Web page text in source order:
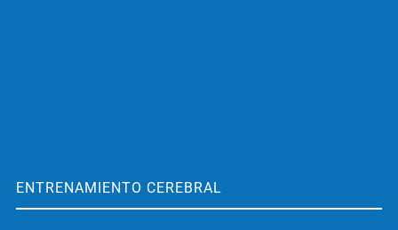
ENTRENAMIENTO CEREBRAL